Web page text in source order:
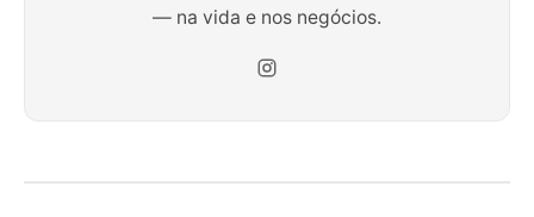
— na vida e nos negócios.